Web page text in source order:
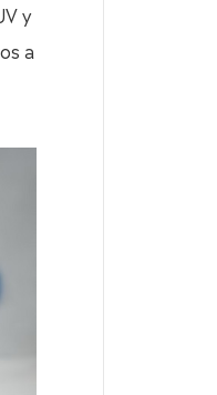
y
a